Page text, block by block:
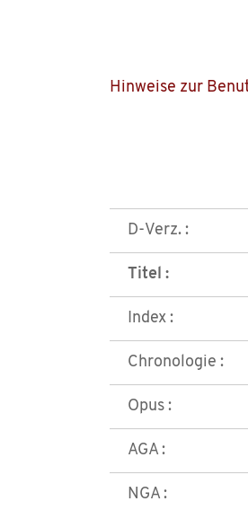
Hinweise zur
D-Verz. :
Titel :
Index :
Chronologie :
Opus :
AGA :
NGA :